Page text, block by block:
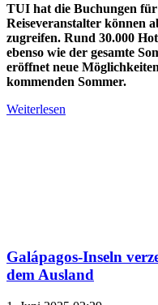
TUI hat die Buchungen für
Reiseveranstalter können
zugreifen. Rund 30.000
ebenso wie der gesamte
eröffnet neue
kommenden Sommer.
Weiterlesen
Galápagos-Inseln
dem Ausland